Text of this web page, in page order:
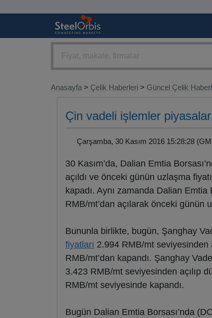
Anasayfa > Çelik Haberleri > Güncel Çelik
Çin vadeli işlemler
Çarşamba, 30 Kasım 2016 15:28:28
30 Kasım’da, Dalian Emtia
açıldı ve önceki günün uzlaşma
kapadı. Aynı zamanda Dalian Emtia
RMB/mt’dan açılarak önceki günün
Bununla birlikte, bugün, Şanghay
fiyatları 2.994 RMB/mt seviyesinden
RMB/mt’dan kapandı. Şanghay
3.423 RMB/mt seviyesinden açılıp
RMB/mt seviyesinde kapandı.
Bugün Dalian Emtia Borsası’nda